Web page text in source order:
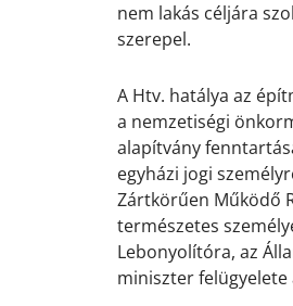
nem lakás céljára
szerepel.
A Htv. hatálya az
a nemzetiségi
alapítvány
egyházi jogi
Zártkörűen Működő
természetes
Lebonyolítóra, az
miniszter